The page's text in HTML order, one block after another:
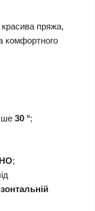
пряжа,
комфортного
30 °;
;